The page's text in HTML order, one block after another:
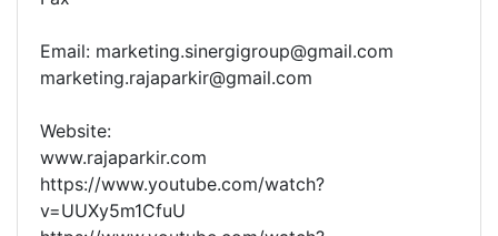
Email: marketing.sinergigroup@gmail.com
marketing.rajaparkir@gmail.com
Website:
www.rajaparkir.com
https://www.youtube.com/watch?
v=UUXy5m1CfuU